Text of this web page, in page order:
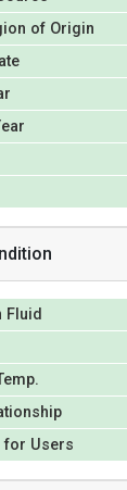
of Origin
Fluid
for Users